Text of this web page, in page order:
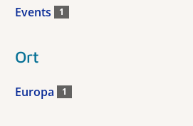
Events 1
Ort
Europa 1